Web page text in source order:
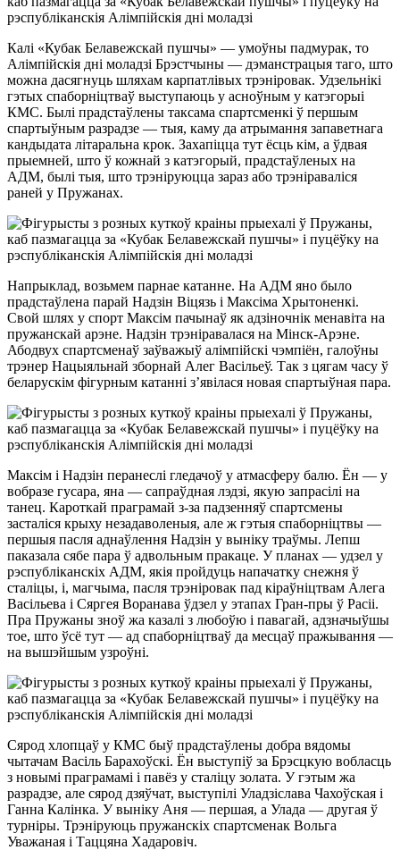
Калі «Кубак Белавежскай пушчы» — умоўны падмурак, то
Алімпійскія дні моладзі Брэстчыны — дэманстрацыя таго, што
можна дасягнуць шляхам карпатлівых трэніровак. Удзельнікі
гэтых спаборніцтваў выступаюць у асноўным у катэгорыі
КМС. Былі прадстаўлены таксама спартсменкі ў першым
спартыўным разрадзе — тыя, каму да атрымання запаветнага
кандыдата літаральна крок. Захапіцца тут ёсць кім, а ўдвая
прыемней, што ў кожнай з катэгорый, прадстаўленых на
АДМ, былі тыя, што трэніруюцца зараз або трэніраваліся
раней у Пружанах.
Напрыклад, возьмем парнае катанне. На АДМ яно было
прадстаўлена парай Надзін Віцязь і Максіма Хрытоненкі.
Свой шлях у спорт Максім пачынаў як адзіночнік менавіта на
пружанскай арэне. Надзін трэніравалася на Мінск-Арэне.
Абодвух спартсменаў заўважыў алімпійскі чэмпіён, галоўны
трэнер Нацыяльнай зборнай Алег Васільеў. Так з цягам часу ў
беларускім фігурным катанні з’явілася новая спартыўная пара.
Максім і Надзін перанеслі гледачоў у атмасферу балю. Ён — у
вобразе гусара, яна — сапраўдная лэдзі, якую запрасілі на
танец. Кароткай праграмай з-за падзенняў спартсмены
засталіся крыху незадаволеныя, але ж гэтыя спаборніцтвы —
першыя пасля аднаўлення Надзін у выніку траўмы. Лепш
паказала сябе пара ў адвольным пракаце. У планах — удзел у
рэспубліканскіх АДМ, якія пройдуць напачатку снежня ў
сталіцы, і, магчыма, пасля трэніровак пад кіраўніцтвам Алега
Васільева і Сяргея Воранава ўдзел у этапах Гран-пры ў Расіі.
Пра Пружаны зноў жа казалі з любоўю і павагай, адзначыўшы
тое, што ўсё тут — ад спаборніцтваў да месцаў пражывання —
на вышэйшым узроўні.
Сярод хлопцаў у КМС быў прадстаўлены добра вядомы
чытачам Васіль Барахоўскі. Ён выступіў за Брэсцкую вобласць
з новымі праграмамі і павёз у сталіцу золата. У гэтым жа
разрадзе, але сярод дзяўчат, выступілі Уладзіслава Чахоўская і
Ганна Калінка. У выніку Аня — першая, а Улада — другая ў
турніры. Трэніруюць пружанскіх спартсменак Вольга
Уважаная і Таццяна Хадаровіч.